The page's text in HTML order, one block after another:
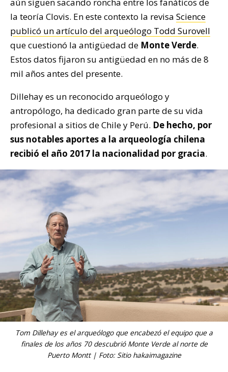
aún siguen sacando roncha entre los fanáticos de
la teoría Clovis. En este contexto la revisa Science
publicó un artículo del arqueólogo Todd Surovell
que cuestionó la antigüedad de Monte Verde.
Estos datos fijaron su antigüedad en no más de 8
mil años antes del presente.
Dillehay es un reconocido arqueólogo y
antropólogo, ha dedicado gran parte de su vida
profesional a sitios de Chile y Perú. De hecho, por
sus notables aportes a la arqueología chilena
recibió el año 2017 la nacionalidad por gracia.
Tom Dillehay es el arqueólogo que encabezó el equipo que a
finales de los años 70 descubrió Monte Verde al norte de
Puerto Montt | Foto: Sitio hakaimagazine